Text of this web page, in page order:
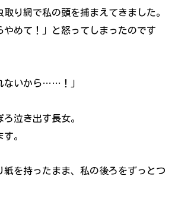
り網で私の頭を捕まえてきました。
やめて！」と怒ってしまったのです
ないから……！」
泣き出す長女。
。
紙を持ったまま、私の後ろをずっとつ